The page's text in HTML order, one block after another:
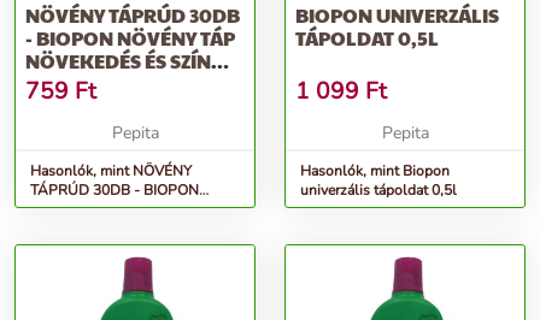
NÖVÉNY TÁPRÚD 30DB
- BIOPON NÖVÉNY TÁP
NÖVEKEDÉS ÉS SZÍN
SERKENTŐ...
759 Ft
Pepita
Hasonlók, mint NÖVÉNY
TÁPRÚD 30DB - BIOPON
növény táp növekedés és szín
BIOPON UNIVERZÁLIS
TÁPOLDAT 0,5L
1 099 Ft
Pepita
Hasonlók, mint Biopon
univerzális tápoldat 0,5l